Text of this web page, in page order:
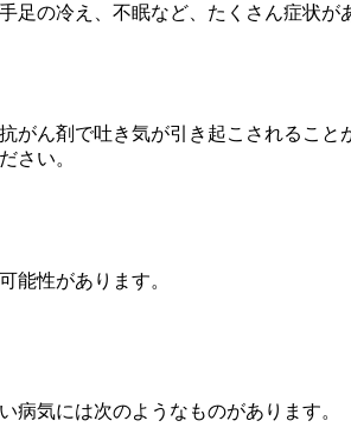
の冷え、不眠など、たくさん症状が
ん剤で吐き気が引き起こされるこ
さい。
能性があります。
病気には次のようなものがあります。